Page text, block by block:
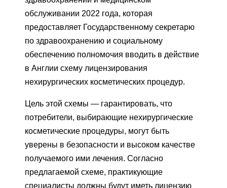
обслуживании 2022 года, которая
предоставляет Государственному секретарю
по здравоохранению и социальному
обеспечению полномочия вводить в действие
в Англии схему лицензирования
нехирургических косметических процедур.
Цель этой схемы — гарантировать, что
потребители, выбирающие нехирургические
косметические процедуры, могут быть
уверены в безопасности и высоком качестве
получаемого ими лечения. Согласно
предлагаемой схеме, практикующие
специалисты должны будут иметь лицензию